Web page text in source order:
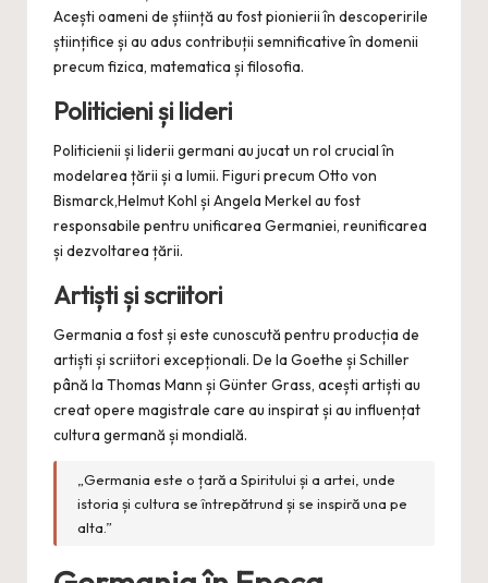
Acești oameni de știință au fost pionierii în descoperirile
științifice și au adus contribuții semnificative în domenii
precum fizica, matematica și filosofia.
Politicieni și lideri
Politicienii și liderii germani au jucat un rol crucial în
modelarea țării și a lumii. Figuri precum Otto von
Bismarck,Helmut Kohl și Angela Merkel au fost
responsabile pentru unificarea Germaniei, reunificarea
și dezvoltarea țării.
Artiști și scriitori
Germania a fost și este cunoscută pentru producția de
artiști și scriitori excepționali. De la Goethe și Schiller
până la Thomas Mann și Günter Grass, acești artiști au
creat opere magistrale care au inspirat și au influențat
cultura germană și mondială.
„Germania este o țară a Spiritului și a artei, unde
istoria și cultura se întrepătrund și se inspiră una pe
alta.”